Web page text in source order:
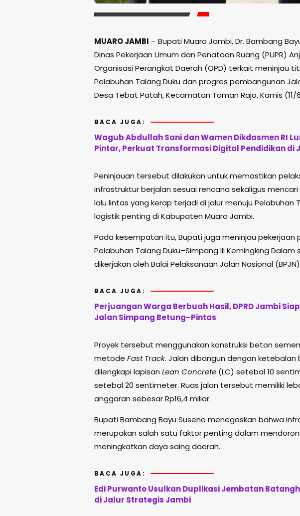
MUARO JAMBI – Bupati Muaro Jambi, Dr. Bambang
Dinas Pekerjaan Umum dan Penataan Ruang (PUPR)
Organisasi Perangkat Daerah (OPD) terkait meninjau
Pelabuhan Talang Duku dan progres pembangunan
Desa Tebat Patah, Kecamatan Taman Rajo, Kamis (11/
BACA JUGA:
Wagub Abdullah Sani dan Wamen Dikdasmen RI
Pintar, Perkuat Transformasi Digital Pendidikan di
Peninjauan tersebut dilakukan untuk memastikan
infrastruktur berjalan sesuai rencana sekaligus
lalu lintas yang kerap terjadi di jalur menuju Pelabuhan
logistik penting di Kabupaten Muaro Jambi.
Pada kesempatan itu, Bupati juga meninjau pekerjaan
Pelabuhan Talang Duku–Simpang III Kemingking
dikerjakan oleh Balai Pelaksanaan Jalan Nasional
BACA JUGA:
Perjuangan Warga Berbuah Hasil, DPRD Jambi
Jalan Simpang Betung–Pintas
Proyek tersebut menggunakan konstruksi beton
metode Fast Track. Jalan dibangun dengan
dilengkapi lapisan Lean Concrete (LC) setebal 10
setebal 20 sentimeter. Ruas jalan tersebut memiliki
anggaran sebesar Rp16,4 miliar.
Bupati Bambang Bayu Suseno menegaskan bahwa
merupakan salah satu faktor penting dalam
meningkatkan daya saing daerah.
BACA JUGA:
Edi Purwanto Usulkan Duplikasi Jembatan
di Jalur Strategis Jambi